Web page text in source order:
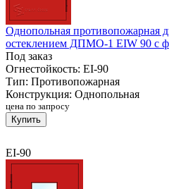
Однопольная противопожарная
остеклением ДПМО-1 EIW 90 с
Под заказ
Огнестойкость: EI-90
Тип: Противопожарная
Конструкция: Однопольная
цена по запросу
Купить
EI-90